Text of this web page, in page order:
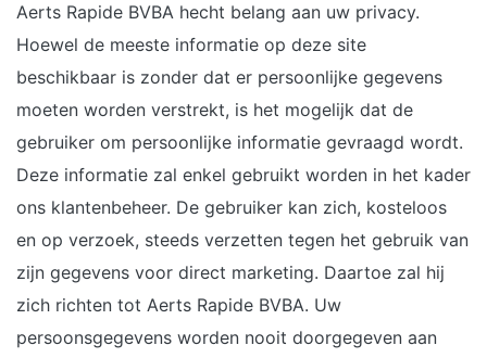
Aerts Rapide BVBA hecht belang aan uw privacy.
Hoewel de meeste informatie op deze site
beschikbaar is zonder dat er persoonlijke gegevens
moeten worden verstrekt, is het mogelijk dat de
gebruiker om persoonlijke informatie gevraagd wordt.
Deze informatie zal enkel gebruikt worden in het kader
ons klantenbeheer. De gebruiker kan zich, kosteloos
en op verzoek, steeds verzetten tegen het gebruik van
zijn gegevens voor direct marketing. Daartoe zal hij
zich richten tot Aerts Rapide BVBA. Uw
persoonsgegevens worden nooit doorgegeven aan